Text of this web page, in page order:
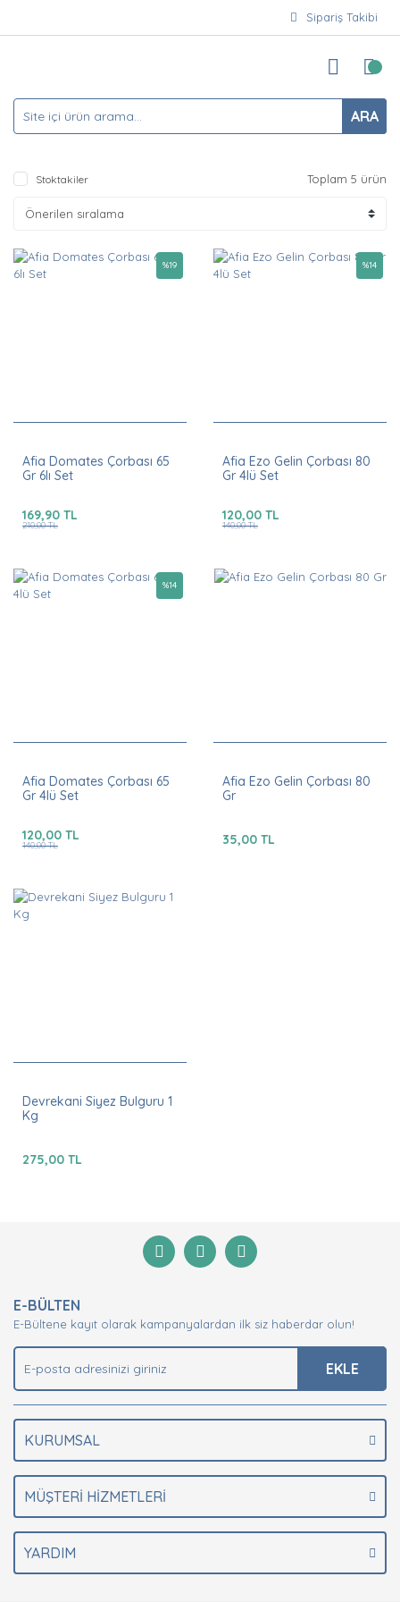
Sipariş Takibi
ARA
Stoktakiler Toplam 5 ürün
Afia Domates Çorbası 65
Gr 6lı Set
%19
169,90 TL
210,00 TL
Afia Ezo Gelin Çorbası 80
Gr 4lü Set
%14
120,00 TL
140,00 TL
Afia Domates Çorbası 65
Gr 4lü Set
%14
120,00 TL
140,00 TL
Afia Ezo Gelin Çorbası 80
Gr
35,00 TL
Devrekani Siyez Bulguru 1
Kg
275,00 TL
E-BÜLTEN
E-Bültene kayıt olarak kampanyalardan ilk siz haberdar olun!
EKLE
KURUMSAL
MÜŞTERİ HİZMETLERİ
YARDIM